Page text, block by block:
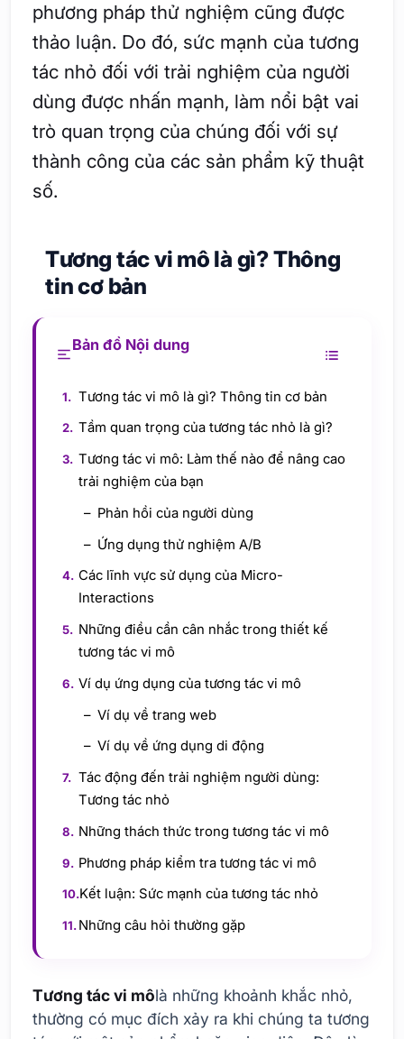
phương pháp thử nghiệm cũng được
thảo luận. Do đó, sức mạnh của tương
tác nhỏ đối với trải nghiệm của người
dùng được nhấn mạnh, làm nổi bật vai
trò quan trọng của chúng đối với sự
thành công của các sản phẩm kỹ thuật
số.
Tương tác vi mô là gì? Thông
tin cơ bản
Bản đồ Nội dung
Tương tác vi mô là gì? Thông tin cơ bản
Tầm quan trọng của tương tác nhỏ là gì?
Tương tác vi mô: Làm thế nào để nâng cao
trải nghiệm của bạn
Phản hồi của người dùng
Ứng dụng thử nghiệm A/B
Các lĩnh vực sử dụng của Micro-
Interactions
Những điều cần cân nhắc trong thiết kế
tương tác vi mô
Ví dụ ứng dụng của tương tác vi mô
Ví dụ về trang web
Ví dụ về ứng dụng di động
Tác động đến trải nghiệm người dùng:
Tương tác nhỏ
Những thách thức trong tương tác vi mô
Phương pháp kiểm tra tương tác vi mô
Kết luận: Sức mạnh của tương tác nhỏ
Những câu hỏi thường gặp
Tương tác vi môlà những khoảnh khắc nhỏ,
thường có mục đích xảy ra khi chúng ta tương